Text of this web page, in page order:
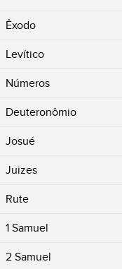
Êxodo
Levítico
Números
Deuteronômio
Josué
Juizes
Rute
1 Samuel
2 Samuel